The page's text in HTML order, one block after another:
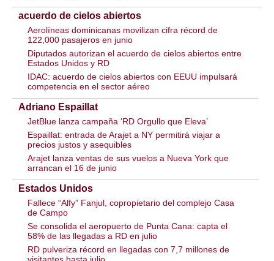
acuerdo de cielos abiertos
Aerolíneas dominicanas movilizan cifra récord de
122,000 pasajeros en junio
Diputados autorizan el acuerdo de cielos abiertos entre
Estados Unidos y RD
IDAC: acuerdo de cielos abiertos con EEUU impulsará
competencia en el sector aéreo
Adriano Espaillat
JetBlue lanza campaña ‘RD Orgullo que Eleva’
Espaillat: entrada de Arajet a NY permitirá viajar a
precios justos y asequibles
Arajet lanza ventas de sus vuelos a Nueva York que
arrancan el 16 de junio
Estados Unidos
Fallece “Alfy” Fanjul, copropietario del complejo Casa
de Campo
Se consolida el aeropuerto de Punta Cana: capta el
58% de las llegadas a RD en julio
RD pulveriza récord en llegadas con 7,7 millones de